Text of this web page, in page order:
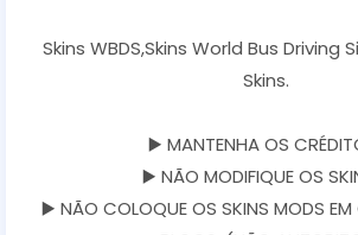
Skins WBDS,Skins World Bus Driving
Skins.
▶️ MANTENHA OS
▶️ NÃO MODIFIQUE OS
▶️ NÃO COLOQUE OS SKINS MODS EM